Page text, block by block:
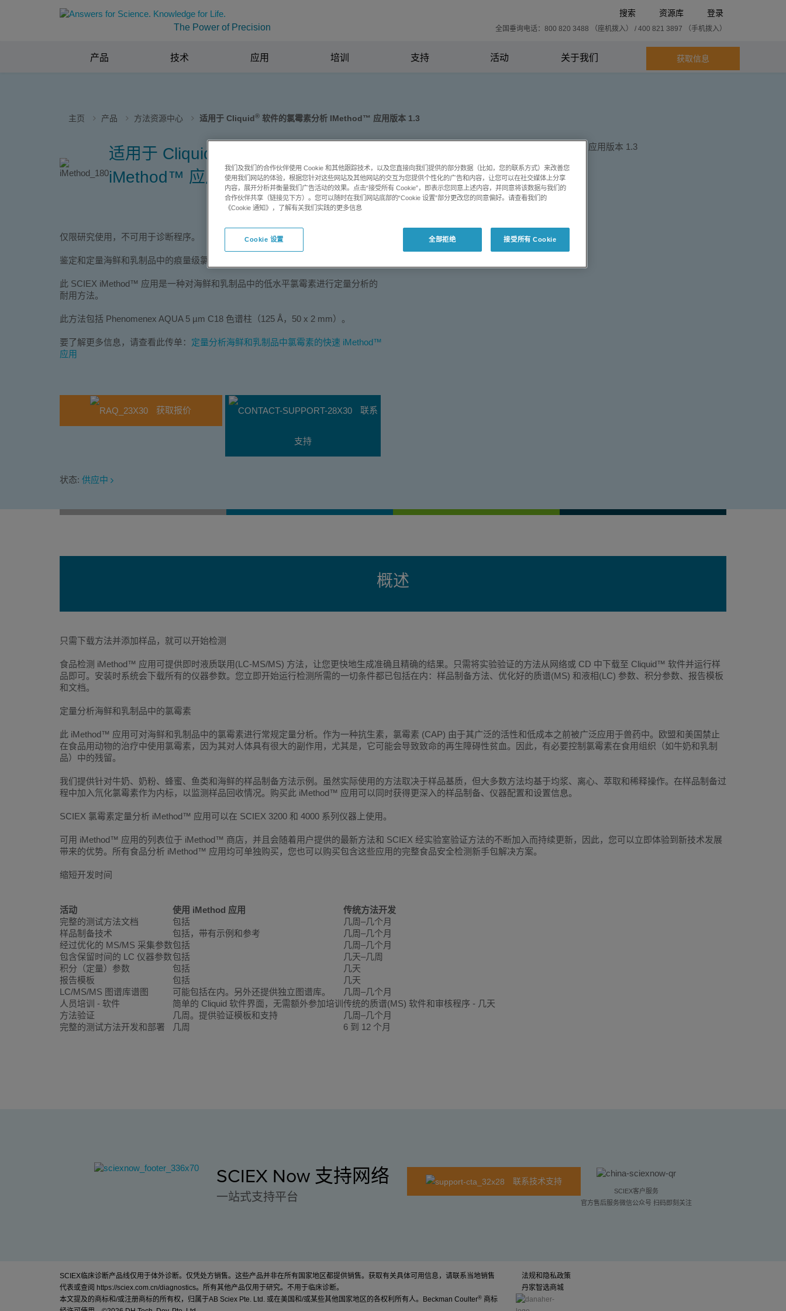
The Power of Precision
搜索 资源库 登录
全国垂询电话：800 820 3488 （座机拨入） / 400 821 3897 （手机拨入）
产品 技术 应用 培训 支持 活动 关于我们 获取信息
主页 产品 方法资源中心 适用于 Cliquid® 软件的氯霉素分析 IMethod™ 应用版本 1.3
适用于 Cliquid
iMethod™ 应用版本 1.3
仅限研究使用，不可用于诊断程序。
鉴定和定量海鲜和乳制品中的痕量级氯霉素
此 SCIEX iMethod™ 应用是一种对海鲜和乳制品中的低水平氯霉素进行定量分析的
耐用方法。
此方法包括 Phenomenex AQUA 5 µm C18 色谱柱（125 Å，50 x 2 mm）。
要了解更多信息，请查看此传单： 定量分析海鲜和乳制品中氯霉素的快速 iMethod™
应用
获取报价 联系
支持
状态: 供应中
概述
只需下载方法并添加样品，就可以开始检测
食品检测 iMethod™ 应用可提供即时液质联用(LC-MS/MS) 方法，让您更快地生成准确且精确的结果。只需将实验验证的方法从网络或 CD 中下载至 Cliquid™ 软件并运行样
品即可。安装时系统会下载所有的仪器参数。您立即开始运行检测所需的一切条件都已包括在内：样品制备方法、优化好的质谱(MS) 和液相(LC) 参数、积分参数、报告模板
和文档。
定量分析海鲜和乳制品中的氯霉素
此 iMethod™ 应用可对海鲜和乳制品中的氯霉素进行常规定量分析。作为一种抗生素，氯霉素 (CAP) 由于其广泛的活性和低成本之前被广泛应用于兽药中。欧盟和美国禁止
在食品用动物的治疗中使用氯霉素，因为其对人体具有很大的副作用，尤其是，它可能会导致致命的再生障碍性贫血。因此，有必要控制氯霉素在食用组织（如牛奶和乳制
品）中的残留。
我们提供针对牛奶、奶粉、蜂蜜、鱼类和海鲜的样品制备方法示例。虽然实际使用的方法取决于样品基质，但大多数方法均基于均浆、离心、萃取和稀释操作。在样品制备过
程中加入氘化氯霉素作为内标，以监测样品回收情况。购买此 iMethod™ 应用可以同时获得更深入的样品制备、仪器配置和设置信息。
SCIEX 氯霉素定量分析 iMethod™ 应用可以在 SCIEX 3200 和 4000 系列仪器上使用。
可用 iMethod™ 应用的列表位于 iMethod™ 商店，并且会随着用户提供的最新方法和 SCIEX 经实验室验证方法的不断加入而持续更新，因此，您可以立即体验到新技术发展
带来的优势。所有食品分析 iMethod™ 应用均可单独购买，您也可以购买包含这些应用的完整食品安全检测新手包解决方案。
缩短开发时间
活动 使用 iMethod 应用
传统方法开发
完整的测试方法文档
包括
几周–几个月
样品制备技术
包括，带有示例和参考
几周–几个月
经过优化的 MS/MS 采集参数包括
几周–几个月
包含保留时间的 LC 仪器参数包括
几天–几周
积分（定量）参数
包括
几天
报告模板
包括
几天
LC/MS/MS 图谱库谱图
可能包括在内。另外还提供独立图谱库。
几周–几个月
人员培训 - 软件
简单的 Cliquid 软件界面，无需额外参加培训 传统的质谱(MS) 软件和审核程序 - 几天
方法验证
几周。提供验证模板和支持
几周–几个月
完整的测试方法开发和部署
几周 6 到 12 个月
SCIEX Now 支持网络
一站式支持平台
联系技术支持
SCIEX客户服务
官方售后服务微信公众号 扫码即刻关注
SCIEX临床诊断产品线仅用于体外诊断。仅凭处方销售。这些产品并非在所有国家地区都提供销售。获取有关具体可用信息，请联系当地销售
代表或查阅 https://sciex.com.cn/diagnostics。所有其他产品仅用于研究。不用于临床诊断。
本文提及的商标和/或注册商标的所有权，归属于AB Sciex Pte. Ltd. 或在美国和/或某些其他国家地区的各权利所有人。Beckman Coulter® 商标
法规和隐私政策
丹家智选商城
我们及我们的合作伙伴使用 Cookie 和其他跟踪技术，以及您直接向我们提供的部分数据（比如，您的联系方式）来改善您
使用我们网站的体验，根据您针对这些网站及其他网站的交互为您提供个性化的广告和内容，让您可以在社交媒体上分享
内容，展开分析并衡量我们广告活动的效果。点击“接受所有 Cookie”，即表示您同意上述内容，并同意将该数据与我们的
合作伙伴共享（链接见下方）。您可以随时在我们网站底部的“Cookie 设置”部分更改您的同意偏好。请查看我们的
《Cookie 通知》，了解有关我们实践的更多信息
Cookie 设置 全部拒绝 接受所有 Cookie